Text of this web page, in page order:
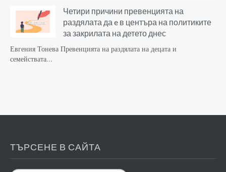
Четири причини превенцията на
раздялата да e в центъра на политиките
за закрилата на детето днес
Евгения Тонева Превенцията на раздялата на децата и
семействата...
ТЪРСЕНЕ В САЙТА